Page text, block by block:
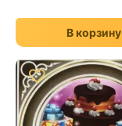
В корзину
♡